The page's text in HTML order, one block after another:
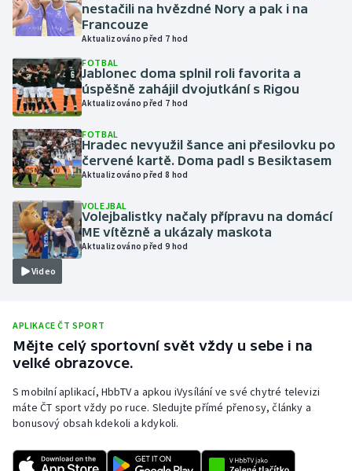
Lezení
Lyže a snowboard
Moderní pětiboj
Motorsport
Olympijské hry
Plavání
Plážový volejbal
Rychlobruslení
Rychlostní kanoistika
Short track
Sportovní střelba
nestačili na hvězdné Nory a pak i na
Francouze
Aktualizováno před 7 hod
FOTBAL
Jablonec doma splnil roli favorita a
úspěšně zahájil dvojutkání s Rigou
Aktualizováno před 7 hod
FOTBAL
Hradec nevyužil šance ani přesilovku po
červené kartě. Doma padl s Besiktasem
Aktualizováno před 8 hod
Video
VOLEJBAL
Volejbalistky načaly přípravu na domácí
ME vítězně a ukázaly maskota
Aktualizováno před 9 hod
APLIKACE ČT SPORT
Mějte celý sportovní svět vždy u sebe i na
velké obrazovce.
S mobilní aplikací, HbbTV a apkou iVysílání ve své chytré televizi
máte ČT sport vždy po ruce. Sledujte přímé přenosy, články a
bonusový obsah kdekoli a kdykoli.